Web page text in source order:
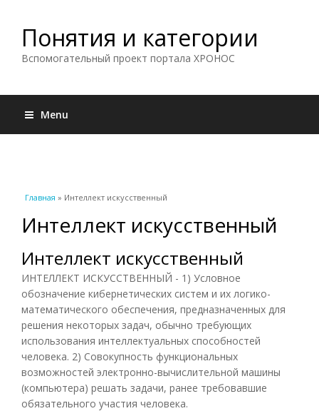
Понятия и категории
Вспомогательный проект портала ХРОНОС
Menu
Вы здесь
Главная » Интеллект искусственный
Интеллект искусственный
Интеллект искусственный
ИНТЕЛЛЕКТ ИСКУССТВЕННЫЙ - 1) Условное
обозначение кибернетических систем и их логико-
математического обеспечения, предназначенных для
решения некоторых задач, обычно требующих
использования интеллектуальных способностей
человека. 2) Совокупность функциональных
возможностей электронно-вычислительной машины
(компьютера) решать задачи, ранее требовавшие
обязательного участия человека.